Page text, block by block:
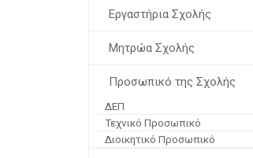
Εργαστήρια Σχολής
Μητρώα Σχολής
Προσωπικό της Σχολής
ΔΕΠ
Τεχνικό Προσωπικό
Διοικητικό Προσωπικό